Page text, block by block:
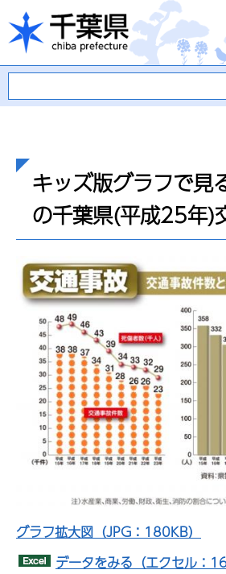
千葉県
キッズ版グラフで見
の千葉県(平成25年)
グラフ拡大図（JPG：180KB）
データをみる（エクセル：